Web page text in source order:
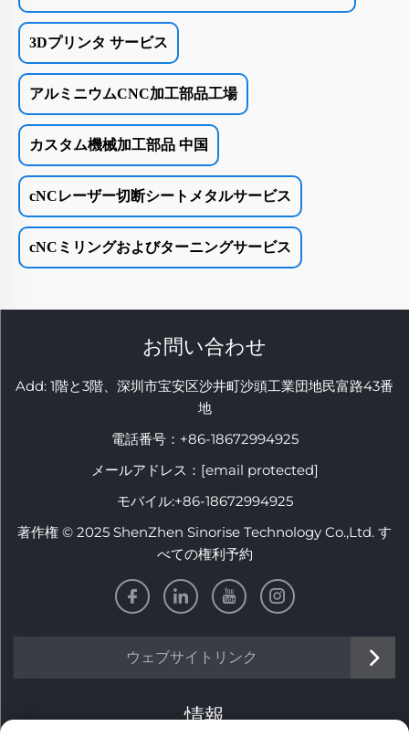
3Dプリンタ サービス
アルミニウムCNC加工部品工場
カスタム機械加工部品 中国
cNCレーザー切断シートメタルサービス
cNCミリングおよびターニングサービス
お問い合わせ
Add: 1階と3階、深圳市宝安区沙井町沙頭工業団地民富路43番
地
電話番号： +86-18672994925
メールアドレス： [email protected]
モバイル:+86-18672994925
著作権 © 2025 ShenZhen Sinorise Technology Co.,Ltd. す
べての権利予約
ウェブサイトリンク
情報